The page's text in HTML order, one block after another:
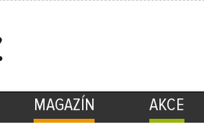
MAGAZÍN AKCE